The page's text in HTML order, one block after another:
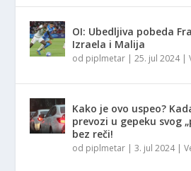
OI: Ubedljiva pobeda
Izraela i Malija
od piplmetar |25. jul 2024|
Kako je ovo uspeo?
prevozi u gepeku svog
bez reči!
od piplmetar |3. jul 2024|